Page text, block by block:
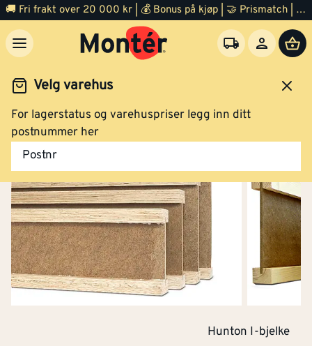
🚚 Fri frakt over 20 000 kr | 💰 Bonus på kjøp | 🤝 Prismatch | ⭐ 100% fornøyd garanti | 🏪 140 byggevarehus
Velg varehus
For lagerstatus og varehuspriser legg inn ditt
postnummer her
Postnr
Konstruksjoner
Hunton I-bjelke